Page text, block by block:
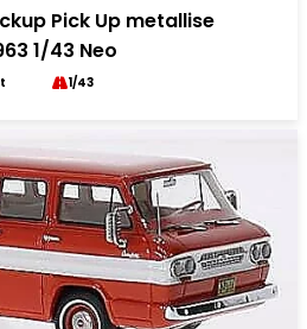
Pick Up metallise
1/43 Neo
1/43